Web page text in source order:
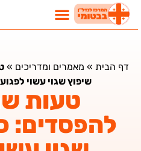
דף הבית»מאמרים ומדריכים»
שיפוץ שגוי עשוי
טעות
להפסדים: